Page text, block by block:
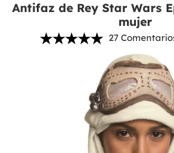
Antifaz de Rey Star Wars
mujer
27